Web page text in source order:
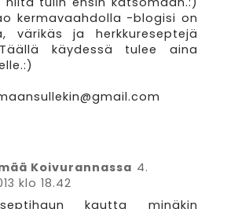
kermavaahdolla -blogisi on
värikäs ja herkkureseptejä
käydessä tulee aina
Koivurannassa 4.
klo 18.42
kautta minäkin